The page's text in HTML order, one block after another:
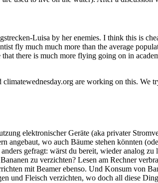
Luisa by her enemies. I think this is
fly much much more than the average
there is much more flying going on in
are working on this.
elektronischer Geräte (aka privater
angebaut, wo auch Bäume stehen könnten
gefragt: wärst du bereit, wieder analog
zu verzichten? Lesen am Rechner
mit Beamer ebenso. Und Konsum von
und Fleisch verzichten, wo doch all diese